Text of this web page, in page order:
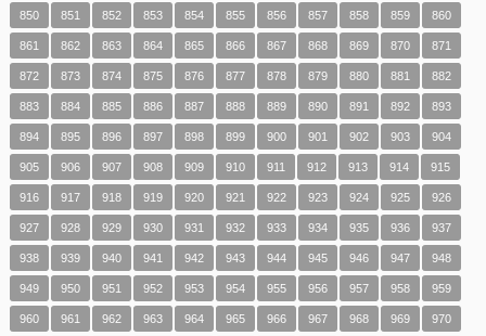
850 851 852 853 854 855 856 857 858 859 860
861 862 863 864 865 866 867 868 869 870 871
872 873 874 875 876 877 878 879 880 881 882
883 884 885 886 887 888 889 890 891 892 893
894 895 896 897 898 899 900 901 902 903 904
905 906 907 908 909 910 911 912 913 914 915
916 917 918 919 920 921 922 923 924 925 926
927 928 929 930 931 932 933 934 935 936 937
938 939 940 941 942 943 944 945 946 947 948
949 950 951 952 953 954 955 956 957 958 959
960 961 962 963 964 965 966 967 968 969 970